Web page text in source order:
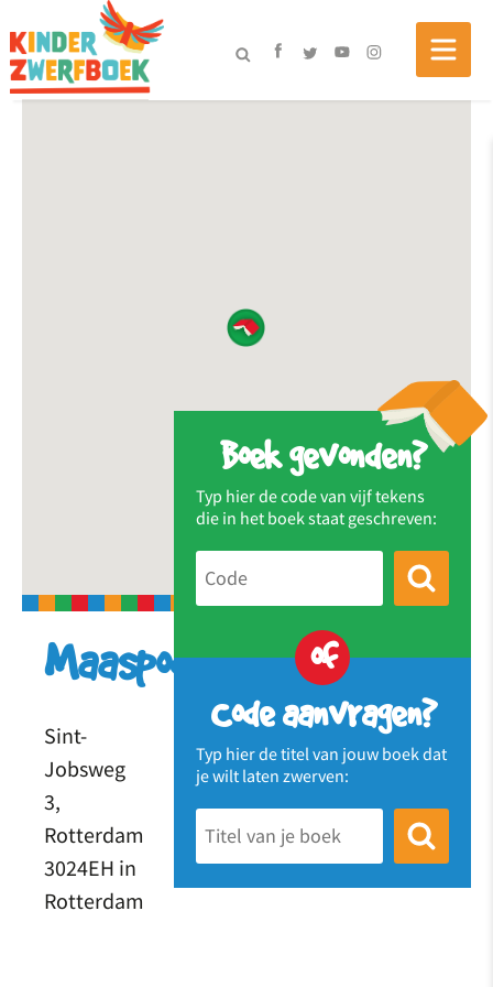
Boek gevonden?
Typ hier de code van vijf tekens
die in het boek staat geschreven:
of
Code aanvragen?
Typ hier de titel van jouw boek dat
je wilt laten zwerven:
Maaspodium
Sint-
Jobsweg
3,
Rotterdam
3024EH in
Rotterdam